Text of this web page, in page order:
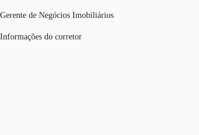
Gerente de Negócios Imobiliários
Informações do corretor